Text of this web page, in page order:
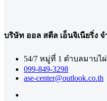
บริษัท ออล สตีล เอ็นจิเนียริ่ง จ
54/7 หมู่ที่ 1 ตำบลมาบไ
099-849-3298
ase-center@outlook.co.th